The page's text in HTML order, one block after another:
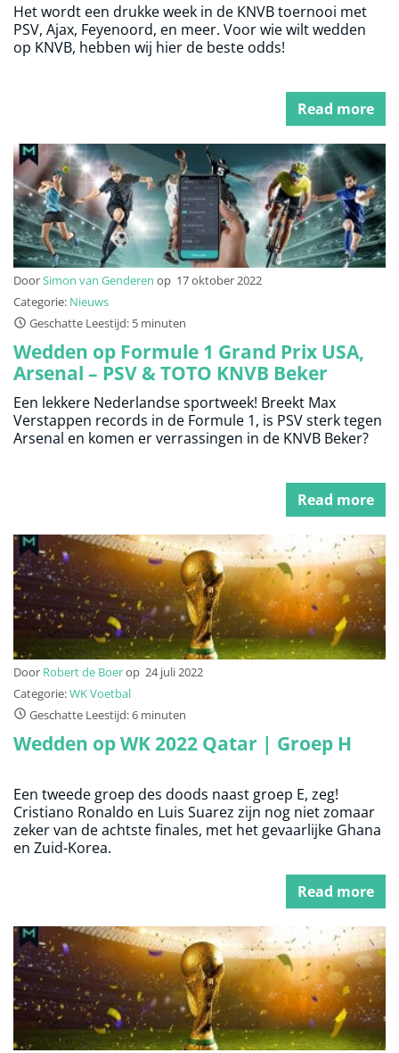
Het wordt een drukke week in de KNVB toernooi met
PSV, Ajax, Feyenoord, en meer. Voor wie wilt wedden
op KNVB, hebben wij hier de beste odds!
Read more
DoorSimon van Genderen op 17 oktober 2022
Categorie: Nieuws
Geschatte Leestijd: 5 minuten
Wedden op Formule 1 Grand Prix USA,
Arsenal – PSV & TOTO KNVB Beker
Een lekkere Nederlandse sportweek! Breekt Max
Verstappen records in de Formule 1, is PSV sterk tegen
Arsenal en komen er verrassingen in de KNVB Beker?
Read more
Door Robert de Boerop 24 juli 2022
Categorie:WK Voetbal
Geschatte Leestijd: 6 minuten
Wedden op WK 2022 Qatar | Groep H
Een tweede groep des doods naast groep E, zeg!
Cristiano Ronaldo en Luis Suarez zijn nog niet zomaar
zeker van de achtste finales, met het gevaarlijke Ghana
en Zuid-Korea.
Read more